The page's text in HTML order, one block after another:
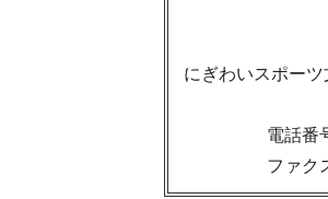
にぎわいスポー
電話番
ファク